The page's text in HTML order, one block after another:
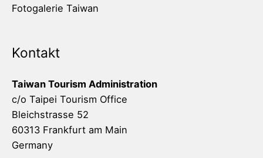
Fotogalerie Taiwan
Kontakt
Taiwan Tourism Administration
c/o Taipei Tourism Office
Bleichstrasse 52
60313 Frankfurt am Main
Germany